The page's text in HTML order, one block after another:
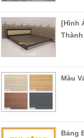
[Hình
Màu
Bảng